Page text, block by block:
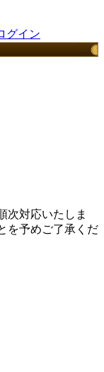
グイン
次対応いたしま
を予めご了承くだ